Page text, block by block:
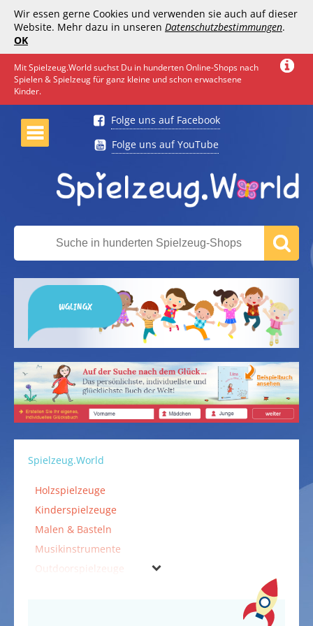
Wir essen gerne Cookies und verwenden sie auch auf dieser
Website. Mehr dazu in unseren Datenschutzbestimmungen.
OK
Mit Spielzeug.World suchst Du in hunderten Online-Shops nach
Spielen & Spielzeug für ganz kleine und schon erwachsene
Kinder.
Folge uns auf Facebook
Folge uns auf YouTube
WGLINGX
Spielzeug.World
Holzspielzeuge
Kinderspielzeuge
Malen & Basteln
Musikinstrumente
Outdoorspielzeuge